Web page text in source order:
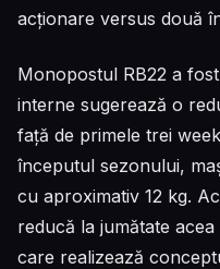
acționare versus două
Monopostul RB22 a
interne sugerează o
față de primele trei
începutul sezonului,
cu aproximativ 12 kg.
reducă la jumătate
care realizează